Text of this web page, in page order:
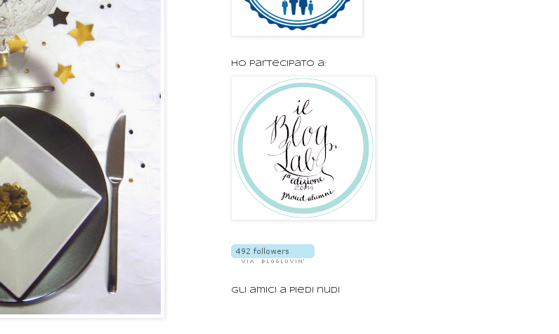
Ho partecipato a:
Gli amici a piedi nudi